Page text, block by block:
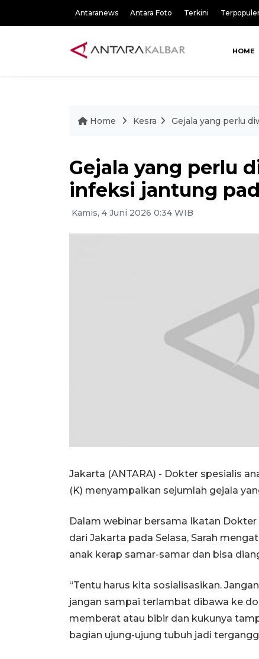
Antaranews Antara Foto Terkini
HOME
Home Kesra Gejala yang perlu
Gejala yang perlu
infeksi jantung
Kamis, 4 Juni 2026 0:34 WIB
Jakarta (ANTARA) - Dokter spesialis
(K) menyampaikan sejumlah gejala
Dalam webinar bersama Ikatan
dari Jakarta pada Selasa, Sarah
anak kerap samar-samar dan bisa
“Tentu harus kita sosialisasikan.
jangan sampai terlambat dibawa ke
memberat atau bibir dan kukunya
bagian ujung-ujung tubuh jadi